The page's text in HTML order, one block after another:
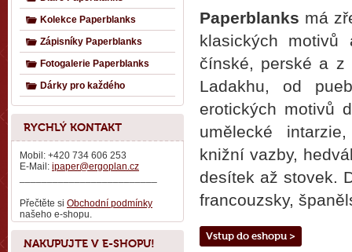
Paperblanks má
klasických
čínské, perské a z
Ladakhu, od
erotických motivů
umělecké
knižní vazby,
desítek až stovek.
francouzsky,
Vstup do eshopu >
Kolekce Paperblanks
Zápisníky Paperblanks
Fotogalerie Paperblanks
Dárky pro každého
RYCHLÝ KONTAKT
Mobil: +420 734 606 253
E-Mail: ipaper@ergoplan.cz
Přečtěte si Obchodní podmínky
našeho e-shopu.
NAKUPUJTE V E-SHOPU!